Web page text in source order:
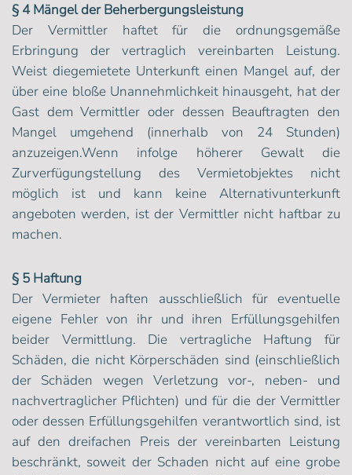
§ 4 Mängel der Beherbergungsleistung
Der Vermittler haftet für die ordnungsgemäße
Erbringung der vertraglich vereinbarten Leistung.
Weist diegemietete Unterkunft einen Mangel auf, der
über eine bloße Unannehmlichkeit hinausgeht, hat der
Gast dem Vermittler oder dessen Beauftragten den
Mangel umgehend (innerhalb von 24 Stunden)
anzuzeigen.Wenn infolge höherer Gewalt die
Zurverfügungstellung des Vermietobjektes nicht
möglich ist und kann keine Alternativunterkunft
angeboten werden, ist der Vermittler nicht haftbar zu
machen.
§ 5 Haftung
Der Vermieter haften ausschließlich für eventuelle
eigene Fehler von ihr und ihren Erfüllungsgehilfen
beider Vermittlung. Die vertragliche Haftung für
Schäden, die nicht Körperschäden sind (einschließlich
der Schäden wegen Verletzung vor-, neben- und
nachvertraglicher Pflichten) und für die der Vermittler
oder dessen Erfüllungsgehilfen verantwortlich sind, ist
auf den dreifachen Preis der vereinbarten Leistung
beschränkt, soweit der Schaden nicht auf eine grobe